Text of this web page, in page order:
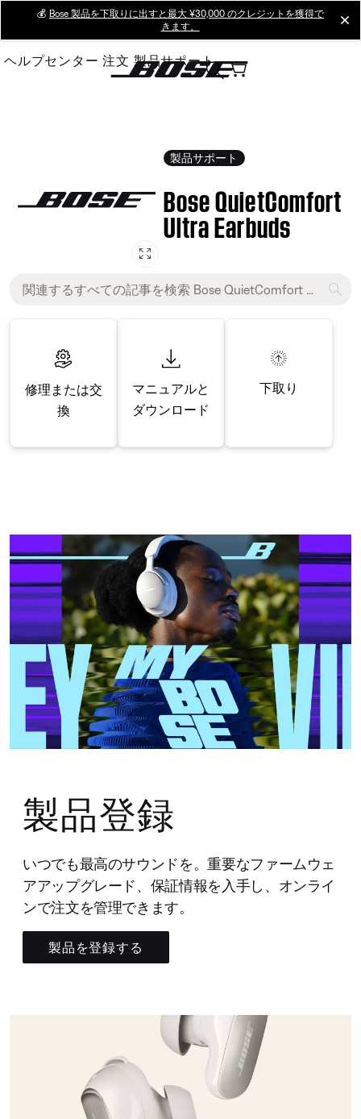
Main
💰 Bose 製品を下取りに出すと最大 ¥30,000 のクレジットを獲得で
きます。
ヘルプセンター 注文 製品サポート
製品サポート
Bose QuietComfort
Ultra Earbuds
修理または交
換
マニュアルと
ダウンロード
下取り
製品登録
いつでも最高のサウンドを。重要なファームウェ
アアップグレード、保証情報を入手し、オンライ
ンで注文を管理できます。
製品を登録する